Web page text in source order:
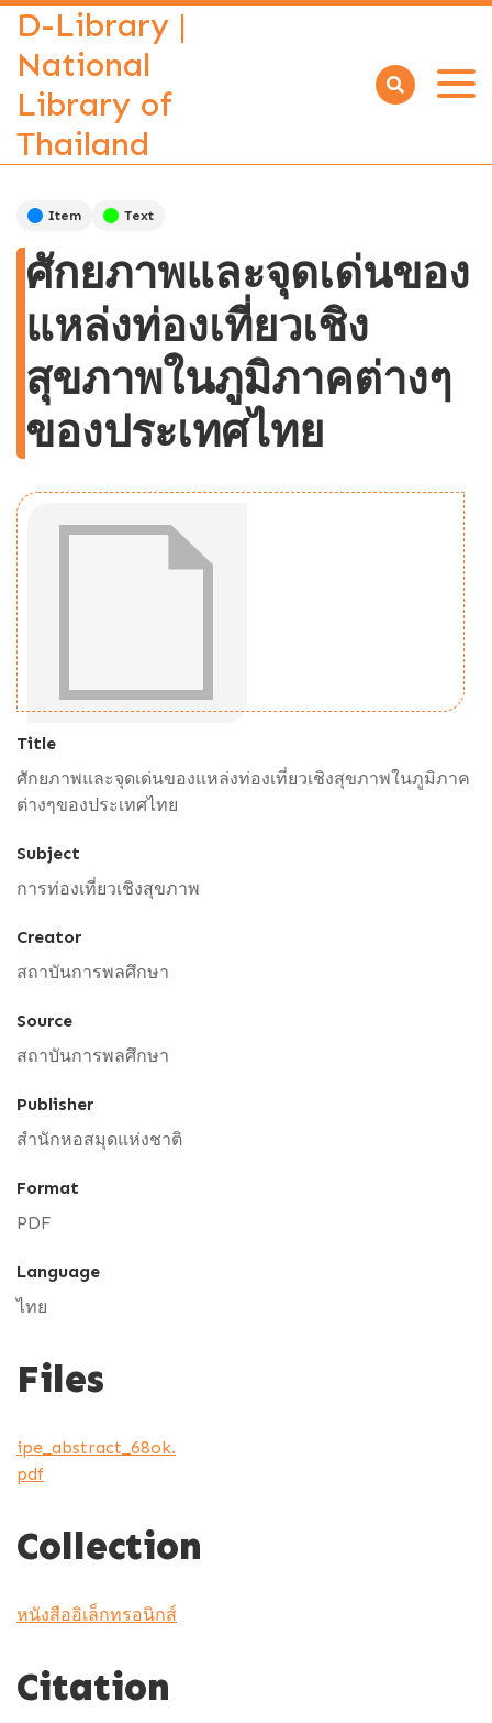
D-Library |
National
Library of
Thailand
Open
Item Text
ศักยภาพและจุดเด่นของ
แหล่งท่องเที่ยวเชิง
สุขภาพในภูมิภาคต่างๆ
ของประเทศไทย
Title
ศักยภาพและจุดเด่นของแหล่งท่องเที่ยวเชิงสุขภาพในภูมิภาค
ต่างๆของประเทศไทย
Subject
การท่องเที่ยวเชิงสุขภาพ
Creator
สถาบันการพลศึกษา
Source
สถาบันการพลศึกษา
Publisher
สำนักหอสมุดแห่งชาติ
Format
PDF
Language
ไทย
Files
ipe_abstract_68ok.
pdf
Collection
หนังสืออิเล็กทรอนิกส์
Citation